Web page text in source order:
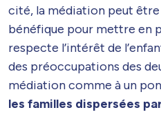
cité, la médiation peut
bénéfique pour mettre en
respecte l’intérêt de
des préoccupations des
médiation comme à un
les familles dispersées